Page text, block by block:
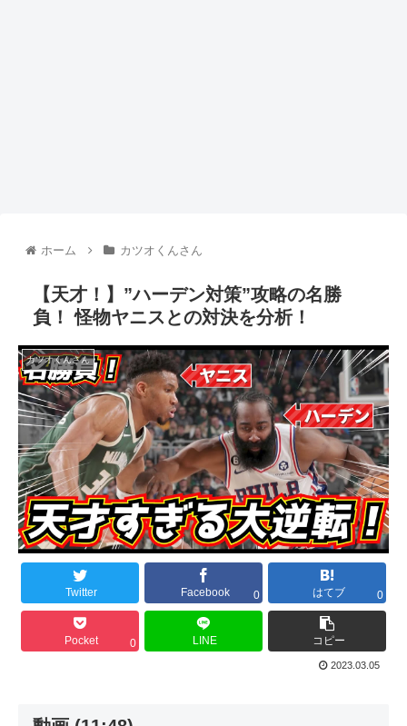
ホーム カツオくんさん
【天才！】”ハーデン対策”攻略の名勝
負！ 怪物ヤニスとの対決を分析！
カツオくんさん
Twitter Facebook 0 はてブ 0
Pocket 0 LINE コピー
2023.03.05